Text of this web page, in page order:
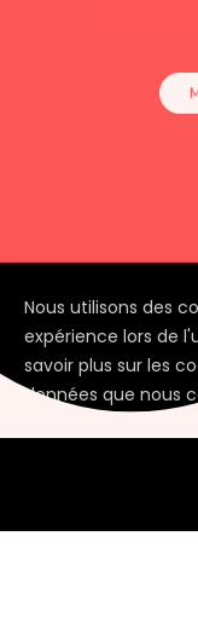
© Depuis
de
Nous utilisons des
expérience lors de
savoir plus sur les
données que nous